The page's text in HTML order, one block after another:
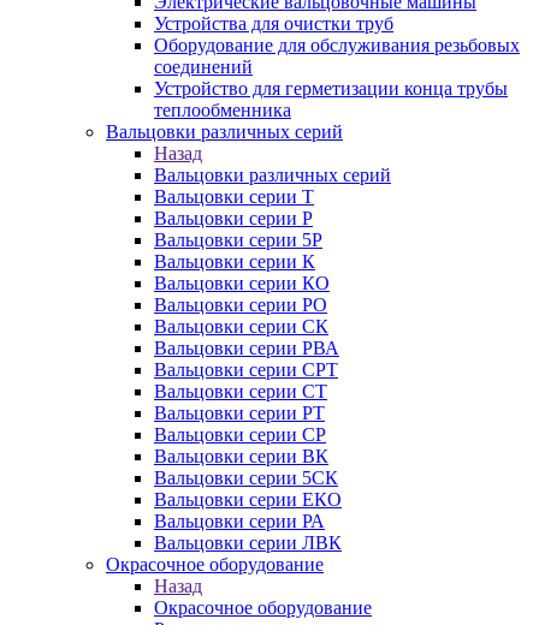
Устройства для очистки труб
Оборудование для обслуживания резьбовых
соединений
Устройство для герметизации конца трубы
теплообменника
Вальцовки различных серий
Назад
Вальцовки различных серий
Вальцовки серии Т
Вальцовки серии Р
Вальцовки серии 5Р
Вальцовки серии К
Вальцовки серии КО
Вальцовки серии РО
Вальцовки серии СК
Вальцовки серии РВА
Вальцовки серии СРТ
Вальцовки серии СТ
Вальцовки серии РТ
Вальцовки серии СР
Вальцовки серии ВК
Вальцовки серии 5СК
Вальцовки серии ЕКО
Вальцовки серии РА
Вальцовки серии ЛВК
Окрасочное оборудование
Назад
Окрасочное оборудование